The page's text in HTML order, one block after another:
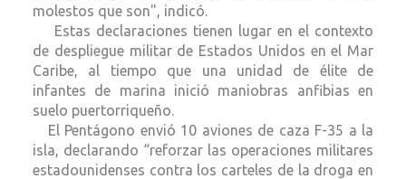
molestos que son", indicó.
Estas declaraciones tienen lugar en el contexto
de despliegue militar de Estados Unidos en el Mar
Caribe, al tiempo que una unidad de élite de
infantes de marina inició maniobras anfibias en
suelo puertorriqueño.
El Pentágono envió 10 aviones de caza F-35 a la
isla, declarando “reforzar las operaciones militares
estadounidenses contra los carteles de la droga en